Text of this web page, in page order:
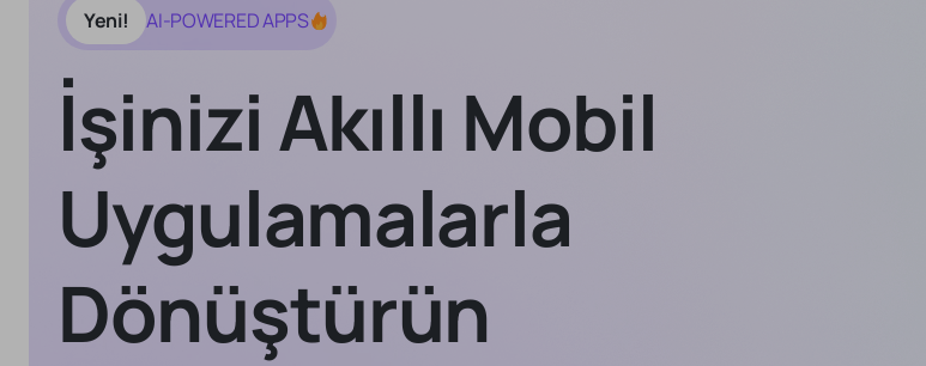
Yeni! AI-POWERED APPS
İşinizi Akıllı Mobil
Uygulamalarla
Dönüştürün